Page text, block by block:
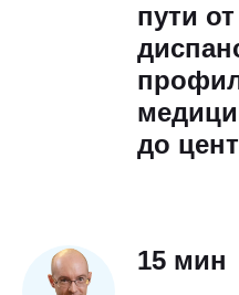
пути от
до
15 мин